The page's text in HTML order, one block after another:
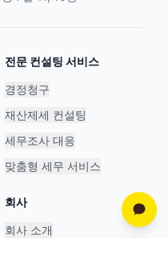
전문 컨설팅 서비스
경정청구
재산제세 컨설팅
세무조사 대응
맞춤형 세무 서비스
회사
회사 소개